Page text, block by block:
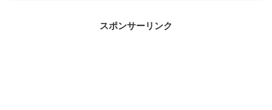
スポンサーリンク